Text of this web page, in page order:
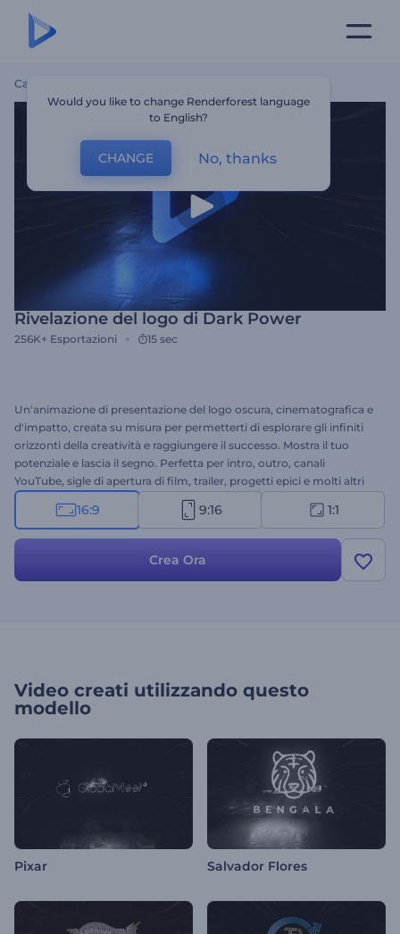
Casa
Rivelazione del logo di Dark Power
256K+ Esportazioni 15 sec
Un'animazione di presentazione del logo oscura, cinematografica e
d'impatto, creata su misura per permetterti di esplorare gli infiniti
orizzonti della creatività e raggiungere il successo. Mostra il tuo
potenziale e lascia il segno. Perfetta per intro, outro, canali
YouTube, sigle di apertura di film, trailer, progetti epici e molti altri
video che richiedono un'atmosfera intensa e un design dark. Carica
il tuo logo e noi faremo del nostro meglio per promuovere il tuo
16:9 9:16 1:1
Crea Ora
Video creati utilizzando questo
modello
Pixar Salvador Flores
Would you like to change Renderforest language
to English?
CHANGE No, thanks